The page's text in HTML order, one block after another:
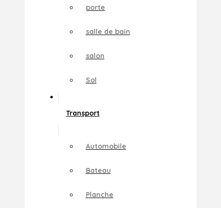
porte
salle de bain
salon
Sol
Transport
Automobile
Bateau
Planche